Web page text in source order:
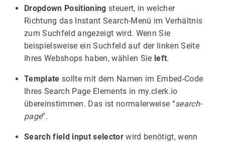
Dropdown Positioning steuert, in welcher
Richtung das Instant Search-Menü im Verhältnis
zum Suchfeld angezeigt wird. Wenn Sie
beispielsweise ein Suchfeld auf der linken Seite
Ihres Webshops haben, wählen Sie left.
Template sollte mit dem Namen im Embed-Code
Ihres Search Page Elements in my.clerk.io
übereinstimmen. Das ist normalerweise “search-
page”.
Search field input selectorwird benötigt, wenn